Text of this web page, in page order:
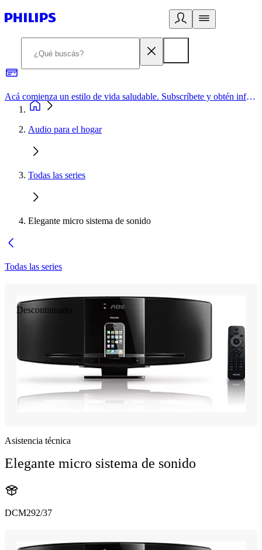
Acá comienza un estilo de vida saludable. Subscríbete y obtén información de primera mano
Audio para el hogar
Todas las series
Elegante micro sistema de sonido
Todas las series
Descontinuado
Asistencia técnica
Elegante micro sistema de sonido
DCM292/37